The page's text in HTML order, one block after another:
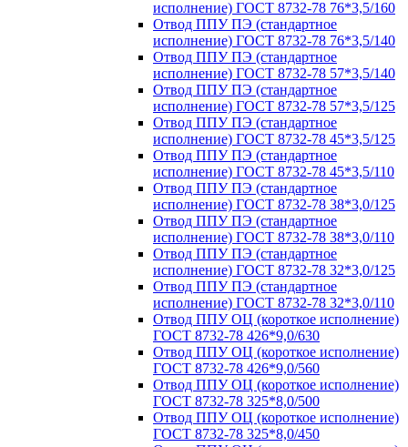
исполнение) ГОСТ 8732-78 76*3,5/160
Отвод ППУ ПЭ (стандартное
исполнение) ГОСТ 8732-78 76*3,5/140
Отвод ППУ ПЭ (стандартное
исполнение) ГОСТ 8732-78 57*3,5/140
Отвод ППУ ПЭ (стандартное
исполнение) ГОСТ 8732-78 57*3,5/125
Отвод ППУ ПЭ (стандартное
исполнение) ГОСТ 8732-78 45*3,5/125
Отвод ППУ ПЭ (стандартное
исполнение) ГОСТ 8732-78 45*3,5/110
Отвод ППУ ПЭ (стандартное
исполнение) ГОСТ 8732-78 38*3,0/125
Отвод ППУ ПЭ (стандартное
исполнение) ГОСТ 8732-78 38*3,0/110
Отвод ППУ ПЭ (стандартное
исполнение) ГОСТ 8732-78 32*3,0/125
Отвод ППУ ПЭ (стандартное
исполнение) ГОСТ 8732-78 32*3,0/110
Отвод ППУ ОЦ (короткое исполнение)
ГОСТ 8732-78 426*9,0/630
Отвод ППУ ОЦ (короткое исполнение)
ГОСТ 8732-78 426*9,0/560
Отвод ППУ ОЦ (короткое исполнение)
ГОСТ 8732-78 325*8,0/500
Отвод ППУ ОЦ (короткое исполнение)
ГОСТ 8732-78 325*8,0/450